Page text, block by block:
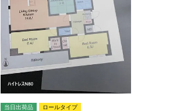
当日出荷品 ロールタイプ